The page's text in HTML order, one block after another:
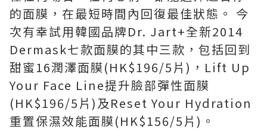
的面膜，在最短時間內回復最佳狀態。 今
次有幸試用韓國品牌Dr. Jart+全新2014
Dermask七款面膜的其中三款，包括回到
甜蜜16潤澤面膜(HK$196/5片)，Lift Up
Your Face Line提升臉部彈性面膜
(HK$196/5片)及Reset Your Hydration
重置保濕效能面膜(HK$156/5片)。